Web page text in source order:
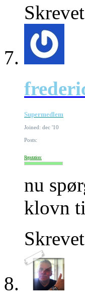
Supermedlem
Joined: dec '10
Posts:
Reputation:
nu
klovn